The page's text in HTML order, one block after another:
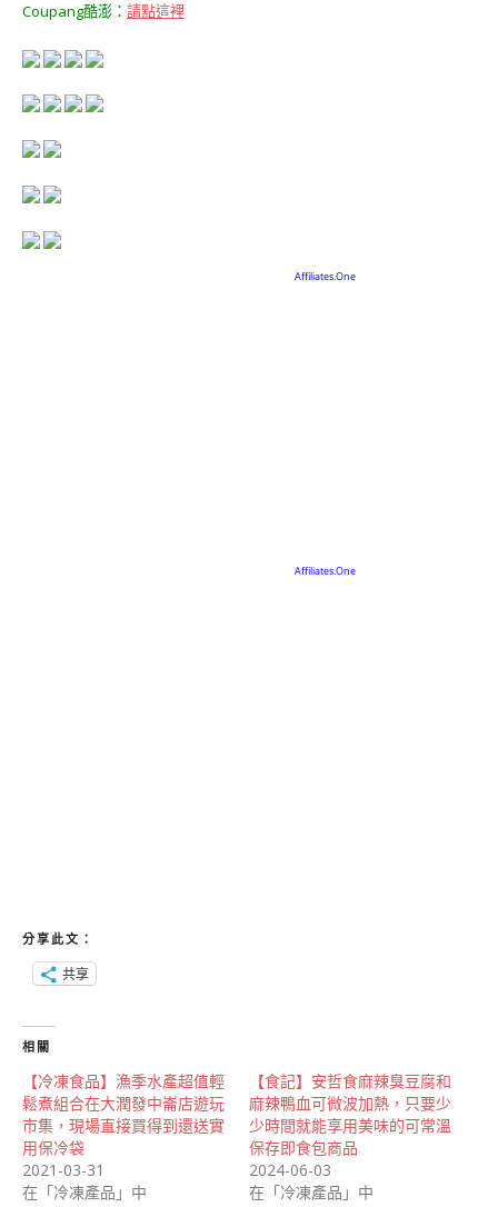
Coupang酷澎： 請點這裡
分享此文：
共享
相關
【冷凍食品】漁季水產超值輕
鬆煮組合在大潤發中崙店遊玩
市集，現場直接買得到還送實
用保冷袋
2021-03-31
在「冷凍產品」中
【食記】安哲食麻辣臭豆腐和
麻辣鴨血可微波加熱，只要少
少時間就能享用美味的可常溫
保存即食包商品
2024-06-03
在「冷凍產品」中